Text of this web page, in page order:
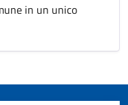
in un unico